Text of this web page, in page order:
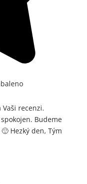
recenzi.
Budeme
Hezký den, Tým